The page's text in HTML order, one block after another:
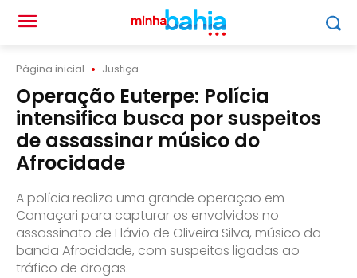
Página inicial Justiça
Operação Euterpe: Polícia
intensifica busca por suspeitos
de assassinar músico do
Afrocidade
A polícia realiza uma grande operação em
Camaçari para capturar os envolvidos no
assassinato de Flávio de Oliveira Silva, músico da
banda Afrocidade, com suspeitas ligadas ao
tráfico de drogas.